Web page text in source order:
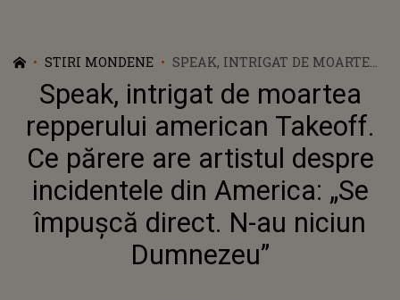
STIRI MONDENE
SPEAK, INTRIGAT DE MOARTEA
REPPERULUI AMERICAN
TAKEOFF. CE PĂRERE ARE
ARTISTUL DESPRE
INCIDENTELE DIN AMERICA: „SE
ÎMPUȘCĂ DIRECT. N-AU NICIUN
Speak, intrigat de moartea
repperului american Takeoff.
Ce părere are artistul despre
incidentele din America: „Se
împușcă direct. N-au niciun
Dumnezeu”